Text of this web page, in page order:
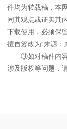
件均为转载稿，本
同其观点或证实其
下载使用，必须保
擅自篡改为“来源：
③如对稿件内
涉及版权等问题，